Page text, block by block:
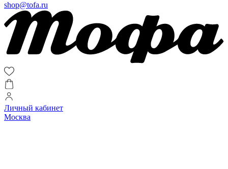
shop@tofa.ru
Личный кабинет
Москва